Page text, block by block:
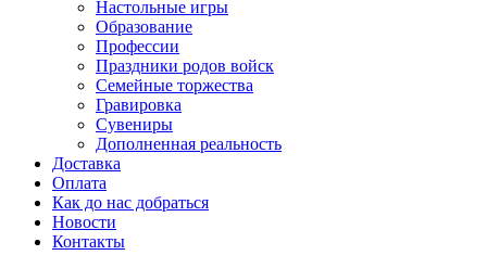
Настольные игры
Образование
Профессии
Праздники родов войск
Семейные торжества
Гравировка
Сувениры
Дополненная реальность
Доставка
Оплата
Как до нас добраться
Новости
Контакты